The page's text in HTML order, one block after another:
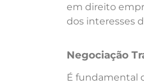
em direito
dos interesses
Negociação
É fundamental